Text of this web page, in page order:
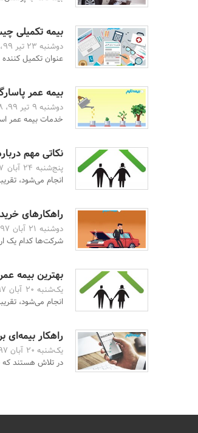
بیمه تکمیلی
دوشنبه 23 تیر 99، 10:15 -
عنوان تکمیل
بیمه عمر
دوشنبه 9 تیر 99، 10:48 -
خدمات بیمه عمر
نکاتی مهم
پنج‌شنبه 24 آبان 97، 19:35 -
انجام می­‌شود،
راهکارهای
دوشنبه 21 آبان 97، 09:40 -
شرکت‌ها کدام یک
بهترین بیمه
یک‌شنبه 20 آبان 97، 17:52 -
انجام می­‌شود،
راهکار
یک‌شنبه 20 آبان 97، 17:44 -
در تلاش هستند